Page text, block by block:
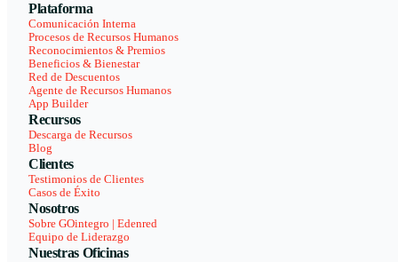
Plataforma
Comunicación Interna
Procesos de Recursos Humanos
Reconocimientos & Premios
Beneficios & Bienestar
Red de Descuentos
Agente de Recursos Humanos
App Builder
Recursos
Descarga de Recursos
Blog
Clientes
Testimonios de Clientes
Casos de Éxito
Nosotros
Sobre GOintegro | Edenred
Equipo de Liderazgo
Nuestras Oficinas